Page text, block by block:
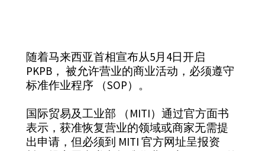
随着马来西亚首相宣布从5月4日开启
PKPB， 被允许营业的商业活动，必须遵守
标准作业程序 （SOP）。
国际贸易及工业部 （MITI）通过官方面书
表示，获准恢复营业的领域或商家无需提
出申请，但必须到 MITI 官方网址呈报资